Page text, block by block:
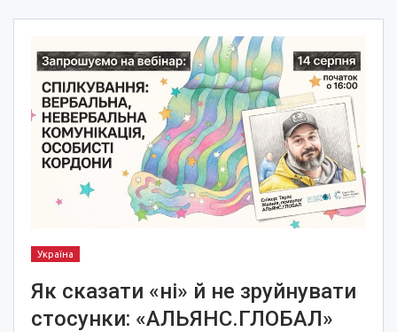
Україна
Як сказати «ні» й не зруйнувати
стосунки: «АЛЬЯНС.ГЛОБАЛ»